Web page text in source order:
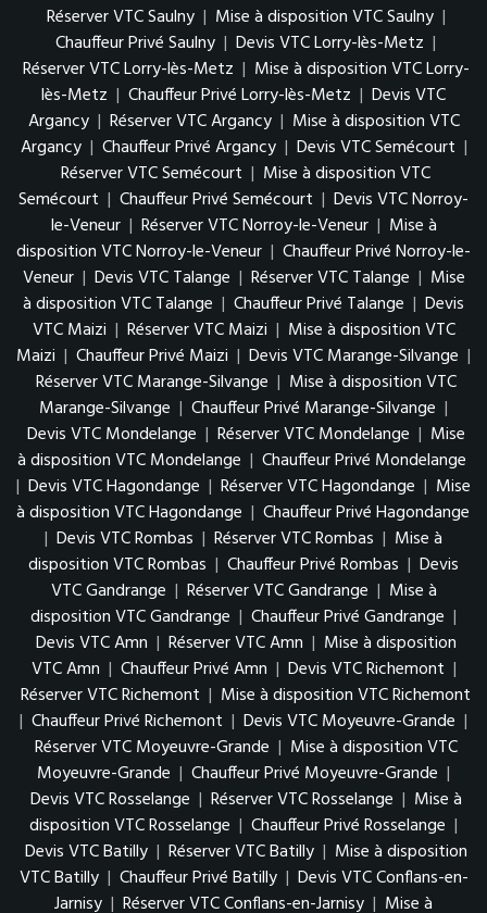
Réserver VTC Saulny | Mise à disposition VTC Saulny |
Chauffeur Privé Saulny | Devis VTC Lorry-lès-Metz |
Réserver VTC Lorry-lès-Metz | Mise à disposition VTC Lorry-
lès-Metz | Chauffeur Privé Lorry-lès-Metz | Devis VTC
Argancy | Réserver VTC Argancy | Mise à disposition VTC
Argancy | Chauffeur Privé Argancy | Devis VTC Semécourt |
Réserver VTC Semécourt | Mise à disposition VTC
Semécourt | Chauffeur Privé Semécourt | Devis VTC Norroy-
le-Veneur | Réserver VTC Norroy-le-Veneur | Mise à
disposition VTC Norroy-le-Veneur | Chauffeur Privé Norroy-le-
Veneur | Devis VTC Talange | Réserver VTC Talange | Mise
à disposition VTC Talange | Chauffeur Privé Talange | Devis
VTC Maizi | Réserver VTC Maizi | Mise à disposition VTC
Maizi | Chauffeur Privé Maizi | Devis VTC Marange-Silvange |
Réserver VTC Marange-Silvange | Mise à disposition VTC
Marange-Silvange | Chauffeur Privé Marange-Silvange |
Devis VTC Mondelange | Réserver VTC Mondelange | Mise
à disposition VTC Mondelange | Chauffeur Privé Mondelange
| Devis VTC Hagondange | Réserver VTC Hagondange | Mise
à disposition VTC Hagondange | Chauffeur Privé Hagondange
| Devis VTC Rombas | Réserver VTC Rombas | Mise à
disposition VTC Rombas | Chauffeur Privé Rombas | Devis
VTC Gandrange | Réserver VTC Gandrange | Mise à
disposition VTC Gandrange | Chauffeur Privé Gandrange |
Devis VTC Amn | Réserver VTC Amn | Mise à disposition
VTC Amn | Chauffeur Privé Amn | Devis VTC Richemont |
Réserver VTC Richemont | Mise à disposition VTC Richemont
| Chauffeur Privé Richemont | Devis VTC Moyeuvre-Grande |
Réserver VTC Moyeuvre-Grande | Mise à disposition VTC
Moyeuvre-Grande | Chauffeur Privé Moyeuvre-Grande |
Devis VTC Rosselange | Réserver VTC Rosselange | Mise à
disposition VTC Rosselange | Chauffeur Privé Rosselange |
Devis VTC Batilly | Réserver VTC Batilly | Mise à disposition
VTC Batilly | Chauffeur Privé Batilly | Devis VTC Conflans-en-
Jarnisy | Réserver VTC Conflans-en-Jarnisy | Mise à